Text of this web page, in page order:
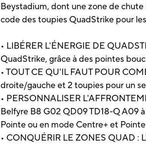
Beystadium, dont une zone de
code des toupies QuadStrike pour
• LIBÉRER L'ÉNERGIE DE
QuadStrike, grâce à des pointes
• TOUT CE QU'IL FAUT POUR
droite/gauche et 2 toupies pour un
• PERSONNALISER
Belfyre B8 G02 QD09 TD18-Q A09
Pointe ou en mode Centre+ et
• CONQUÉRIR LE ZONES QUAD :